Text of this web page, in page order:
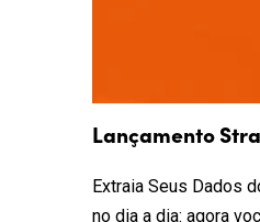
Lançamento
Extraia Seus Dados
no dia a dia: agora